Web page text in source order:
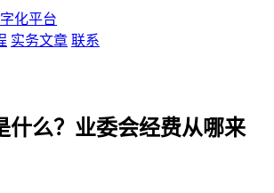
化平台
实务文章 联系
什么？业委会经费从哪来